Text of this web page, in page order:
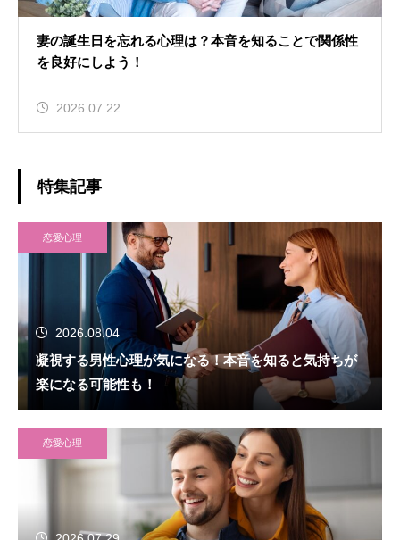
妻の誕生日を忘れる心理は？本音を知ることで関係性
を良好にしよう！
2026.07.22
特集記事
恋愛心理
2026.08.04
凝視する男性心理が気になる！本音を知ると気持ちが
楽になる可能性も！
恋愛心理